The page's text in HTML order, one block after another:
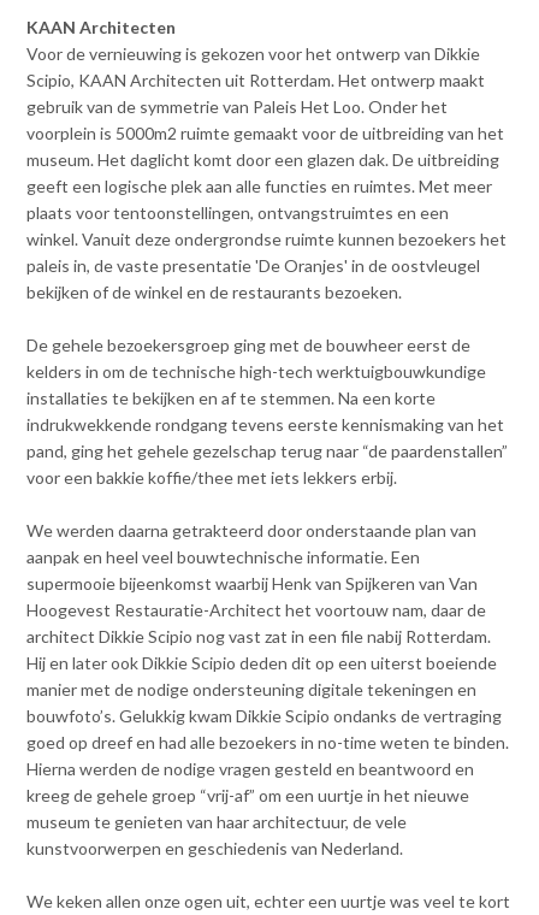
KAAN Architecten
Voor de vernieuwing is gekozen voor het ontwerp van Dikkie
Scipio, KAAN Architecten uit Rotterdam. Het ontwerp maakt
gebruik van de symmetrie van Paleis Het Loo. Onder het
voorplein is 5000m2 ruimte gemaakt voor de uitbreiding van het
museum. Het daglicht komt door een glazen dak. De uitbreiding
geeft een logische plek aan alle functies en ruimtes. Met meer
plaats voor tentoonstellingen, ontvangstruimtes en een
winkel. Vanuit deze ondergrondse ruimte kunnen bezoekers het
paleis in, de vaste presentatie 'De Oranjes' in de oostvleugel
bekijken of de winkel en de restaurants bezoeken.
De gehele bezoekersgroep ging met de bouwheer eerst de
kelders in om de technische high-tech werktuigbouwkundige
installaties te bekijken en af te stemmen. Na een korte
indrukwekkende rondgang tevens eerste kennismaking van het
pand, ging het gehele gezelschap terug naar “de paardenstallen”
voor een bakkie koffie/thee met iets lekkers erbij.
We werden daarna getrakteerd door onderstaande plan van
aanpak en heel veel bouwtechnische informatie. Een
supermooie bijeenkomst waarbij Henk van Spijkeren van Van
Hoogevest Restauratie-Architect het voortouw nam, daar de
architect Dikkie Scipio nog vast zat in een file nabij Rotterdam.
Hij en later ook Dikkie Scipio deden dit op een uiterst boeiende
manier met de nodige ondersteuning digitale tekeningen en
bouwfoto’s. Gelukkig kwam Dikkie Scipio ondanks de vertraging
goed op dreef en had alle bezoekers in no-time weten te binden.
Hierna werden de nodige vragen gesteld en beantwoord en
kreeg de gehele groep “vrij-af” om een uurtje in het nieuwe
museum te genieten van haar architectuur, de vele
kunstvoorwerpen en geschiedenis van Nederland.
We keken allen onze ogen uit, echter een uurtje was veel te kort